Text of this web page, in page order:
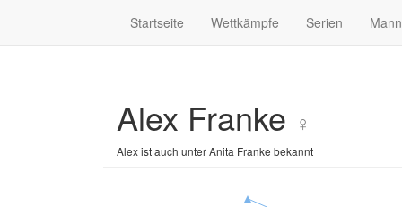
Startseite Wettkämpfe Serien
Alex Franke ♀
Alex ist auch unter Anita Franke bekannt